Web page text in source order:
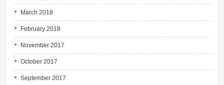
March 2018
February 2018
November 2017
October 2017
September 2017